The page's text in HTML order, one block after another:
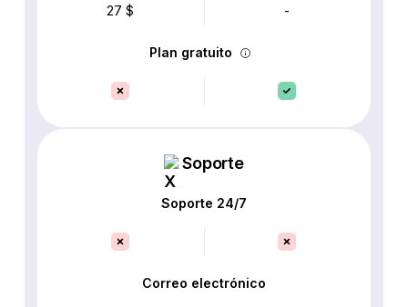
27 $ -
Plan gratuito
Soporte
Soporte 24/7
Correo electrónico